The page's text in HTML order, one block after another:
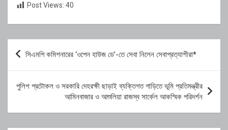
Post Views: 40
Post
সিএমপি কমিশনারের ‘ওপেন হাউজ ডে’-তে সেবা নিলেন সেবাপ্রত্যাশীরা*
পুলিশ প্রটোকল ও সরকারি দেহরক্ষী ছাড়াই ব্যক্তিগত গাড়িতে ভূমি প্রতিমন্ত্রীর
আমিনবাজার ও আশুলিয়া রাজস্ব সার্কেল আকস্মিক পরিদর্শন